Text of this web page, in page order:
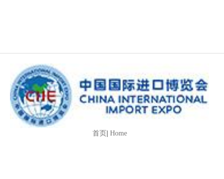
首页| Home